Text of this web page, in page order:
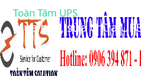
Toàn Tâm UPS
Mua bán, sửa chữa UPS